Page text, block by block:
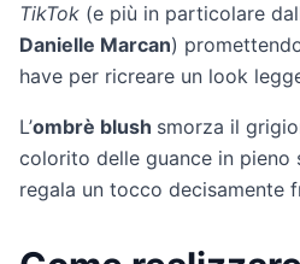
TikTok (e più in particolare
Danielle Marcan)
have per ricreare un look
L’ombrè blush smorza il
colorito delle guance in pieno
regala un tocco decisamente